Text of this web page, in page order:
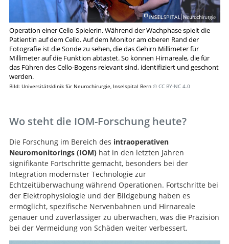
Operation einer Cello-Spielerin. Während der Wachphase spielt die
Patientin auf dem Cello. Auf dem Monitor am oberen Rand der
Fotografie ist die Sonde zu sehen, die das Gehirn Millimeter für
Millimeter auf die Funktion abtastet. So können Hirnareale, die für
das Führen des Cello-Bogens relevant sind, identifiziert und geschont
werden.
Bild: Universitätsklinik für Neurochirurgie, Inselspital Bern © CC BY-NC 4.0
Wo steht die IOM-Forschung heute?
Die Forschung im Bereich des intraoperativen
Neuromonitorings (IOM)hat in den letzten Jahren
signifikante Fortschritte gemacht, besonders bei der
Integration modernster Technologie zur
Echtzeitüberwachung während Operationen. Fortschritte bei
der Elektrophysiologie und der Bildgebung haben es
ermöglicht, spezifische Nervenbahnen und Hirnareale
genauer und zuverlässiger zu überwachen, was die Präzision
bei der Vermeidung von Schäden weiter verbessert.